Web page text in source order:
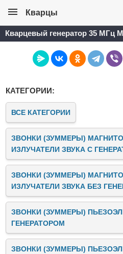
Кварцы
Кварцевый генератор 35 МГц
КАТЕГОРИИ:
ВСЕ КАТЕГОРИИ
ЗВОНКИ (ЗУММЕРЫ)
ИЗЛУЧАТЕЛИ ЗВУКА C
ЗВОНКИ (ЗУММЕРЫ)
ИЗЛУЧАТЕЛИ ЗВУКА БЕЗ
ЗВОНКИ (ЗУММЕРЫ)
ГЕНЕРАТОРОМ
ЗВОНКИ (ЗУММЕРЫ)